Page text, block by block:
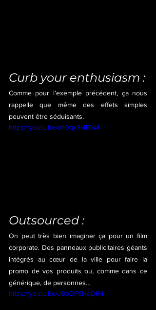
Curb your enthusiasm :
Comme pour l’exemple précédent, ça nous
rappelle que même des effets simples
peuvent être séduisants.
https://youtu.be/ah0qx8l4BW4
Outsourced :
On peut très bien imaginer ça pour un film
corporate. Des panneaux publicitaires géants
intégrés au cœur de la ville pour faire la
promo de vos produits ou, comme dans ce
générique, de personnes…
https://youtu.be/JBoDF9NqDR4